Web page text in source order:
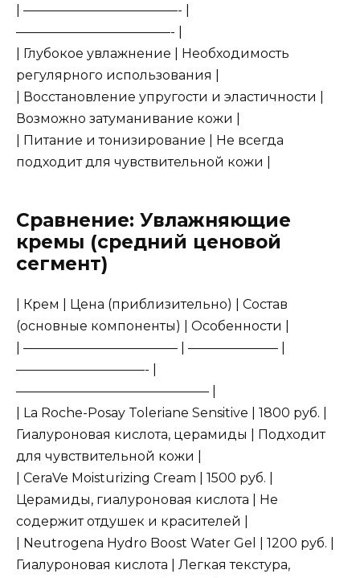
| ————————————- |
————————————- |
| Глубокое увлажнение | Необходимость
регулярного использования |
| Восстановление упругости и эластичности |
Возможно затуманивание кожи |
| Питание и тонизирование | Не всегда
подходит для чувствительной кожи |
Сравнение: Увлажняющие
кремы (средний ценовой
сегмент)
| Крем | Цена (приблизительно) | Состав
(основные компоненты) | Особенности |
| ———————————— | ——————— |
——————————- |
——————————————— |
| La Roche-Posay Toleriane Sensitive | 1800 руб. |
Гиалуроновая кислота, церамиды | Подходит
для чувствительной кожи |
| CeraVe Moisturizing Cream | 1500 руб. |
Церамиды, гиалуроновая кислота | Не
содержит отдушек и красителей |
| Neutrogena Hydro Boost Water Gel | 1200 руб. |
Гиалуроновая кислота | Легкая текстура,